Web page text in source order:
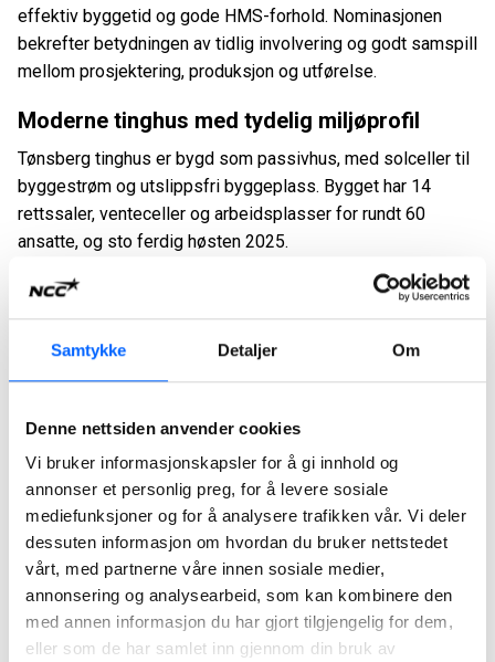
Samtykke Detaljer Om
Denne nettsiden anvender cookies
Vi bruker informasjonskapsler for å gi innhold og
annonser et personlig preg, for å levere sosiale
mediefunksjoner og for å analysere trafikken vår. Vi deler
dessuten informasjon om hvordan du bruker nettstedet
vårt, med partnerne våre innen sosiale medier,
annonsering og analysearbeid, som kan kombinere den
med annen informasjon du har gjort tilgjengelig for dem,
eller som de har samlet inn gjennom din bruk av
effektiv byggetid og gode HMS-forhold. Nominasjonen
bekrefter betydningen av tidlig involvering og godt samspill
mellom prosjektering, produksjon og utførelse.
Moderne tinghus med tydelig miljøprofil
Tønsberg tinghus er bygd som passivhus, med solceller til
byggestrøm og utslippsfri byggeplass. Bygget har 14
rettssaler, venteceller og arbeidsplasser for rundt 60
ansatte, og sto ferdig høsten 2025.
De fargede betongelementene er sentrale i byggets
arkitektoniske uttrykk. De gir bygget en tydelig identitet
med referanser til den lokale bergarten tønsbergitt,
forskjellige fagmiljøer, er en sterk anerkjennelse av
arbeidet som er lagt ned. Det viser at vi har lykkes med
både tekniske løsninger, arkitektonisk kvalitet og
gjennomføring, sier Jonatan Hjellnes, prosjektleder i NCC
Norge.
Det er ventet offentliggjøring av vinneren av
Betongelementprisen i mars/april.